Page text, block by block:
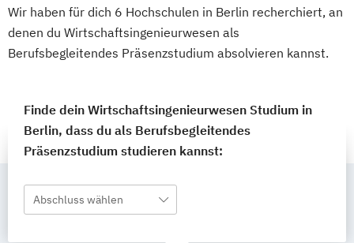
Wir haben für dich 6 Hochschulen in Berlin recherchiert, an
denen du Wirtschaftsingenieurwesen als
Berufsbegleitendes Präsenzstudium absolvieren kannst.
Finde dein Wirtschaftsingenieurwesen Studium in
Berlin, dass du als Berufsbegleitendes
Präsenzstudium studieren kannst:
Abschluss wählen